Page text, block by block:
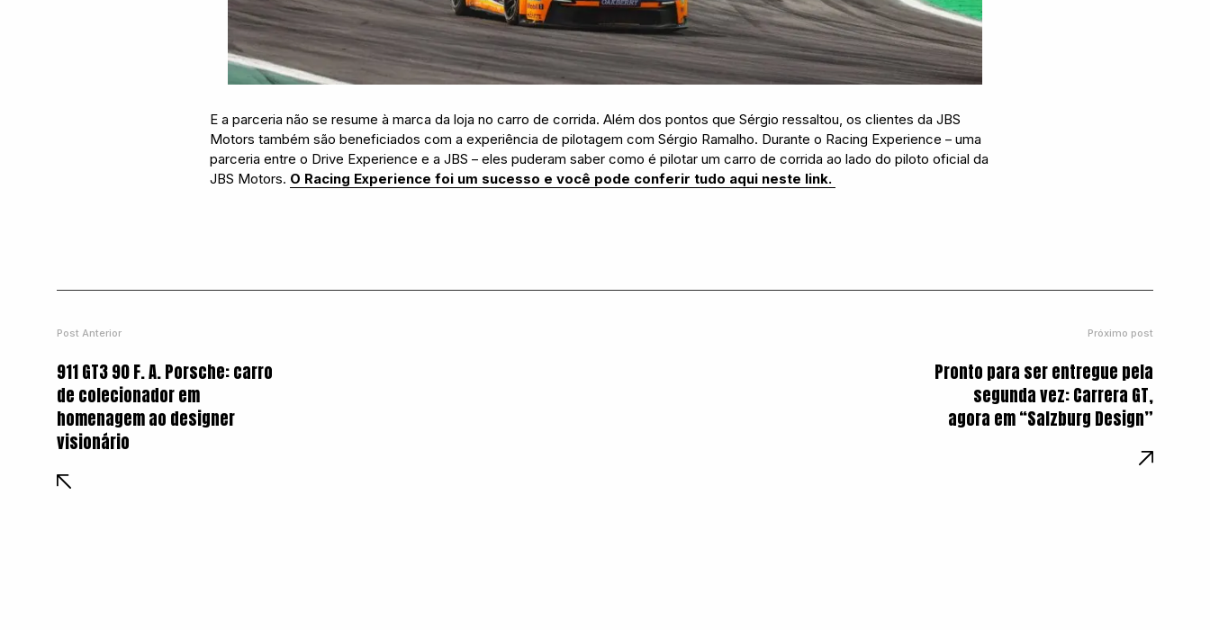
E a parceria não se resume à marca da loja no carro de corrida. Além dos pontos que Sérgio ressaltou, os clientes da JBS
Motors também são beneficiados com a experiência de pilotagem com Sérgio Ramalho. Durante o Racing Experience – uma
parceria entre o Drive Experience e a JBS – eles puderam saber como é pilotar um carro de corrida ao lado do piloto oficial da
JBS Motors. O Racing Experience foi um sucesso e você pode conferir tudo aqui neste link.
Post Anterior
911 GT3 90 F. A. Porsche: carro
de colecionador em
homenagem ao designer
visionário
Próximo post
Pronto para ser entregue pela
segunda vez: Carrera GT,
agora em “Salzburg Design”